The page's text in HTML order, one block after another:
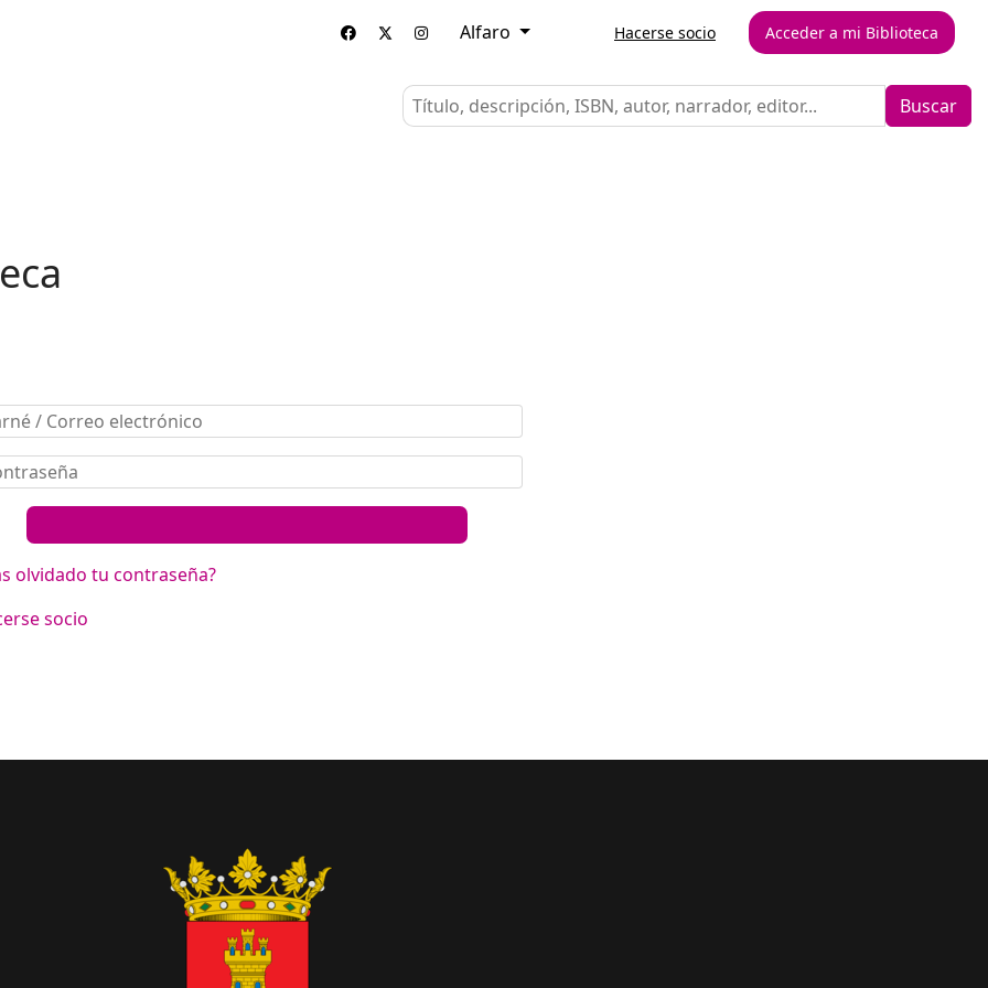
Alfaro Hacerse socio Acceder a mi Biblioteca
Buscar
olvidado tu contraseña?
socio